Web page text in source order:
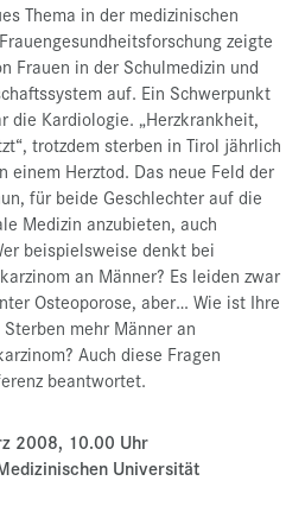
Thema in der medizinischen
zeigte
Frauen in der Schulmedizin und
auf. Ein Schwerpunkt
die Kardiologie. „Herzkrankheit,
trotzdem sterben in Tirol jährlich
einem Herztod. Das neue Feld der
für beide Geschlechter auf die
Medizin anzubieten, auch
beispielsweise denkt bei
an Männer? Es leiden zwar
Osteoporose, aber… Wie ist Ihre
mehr Männer an
Auch diese Fragen
beantwortet.
2008, 10.00 Uhr
Universität